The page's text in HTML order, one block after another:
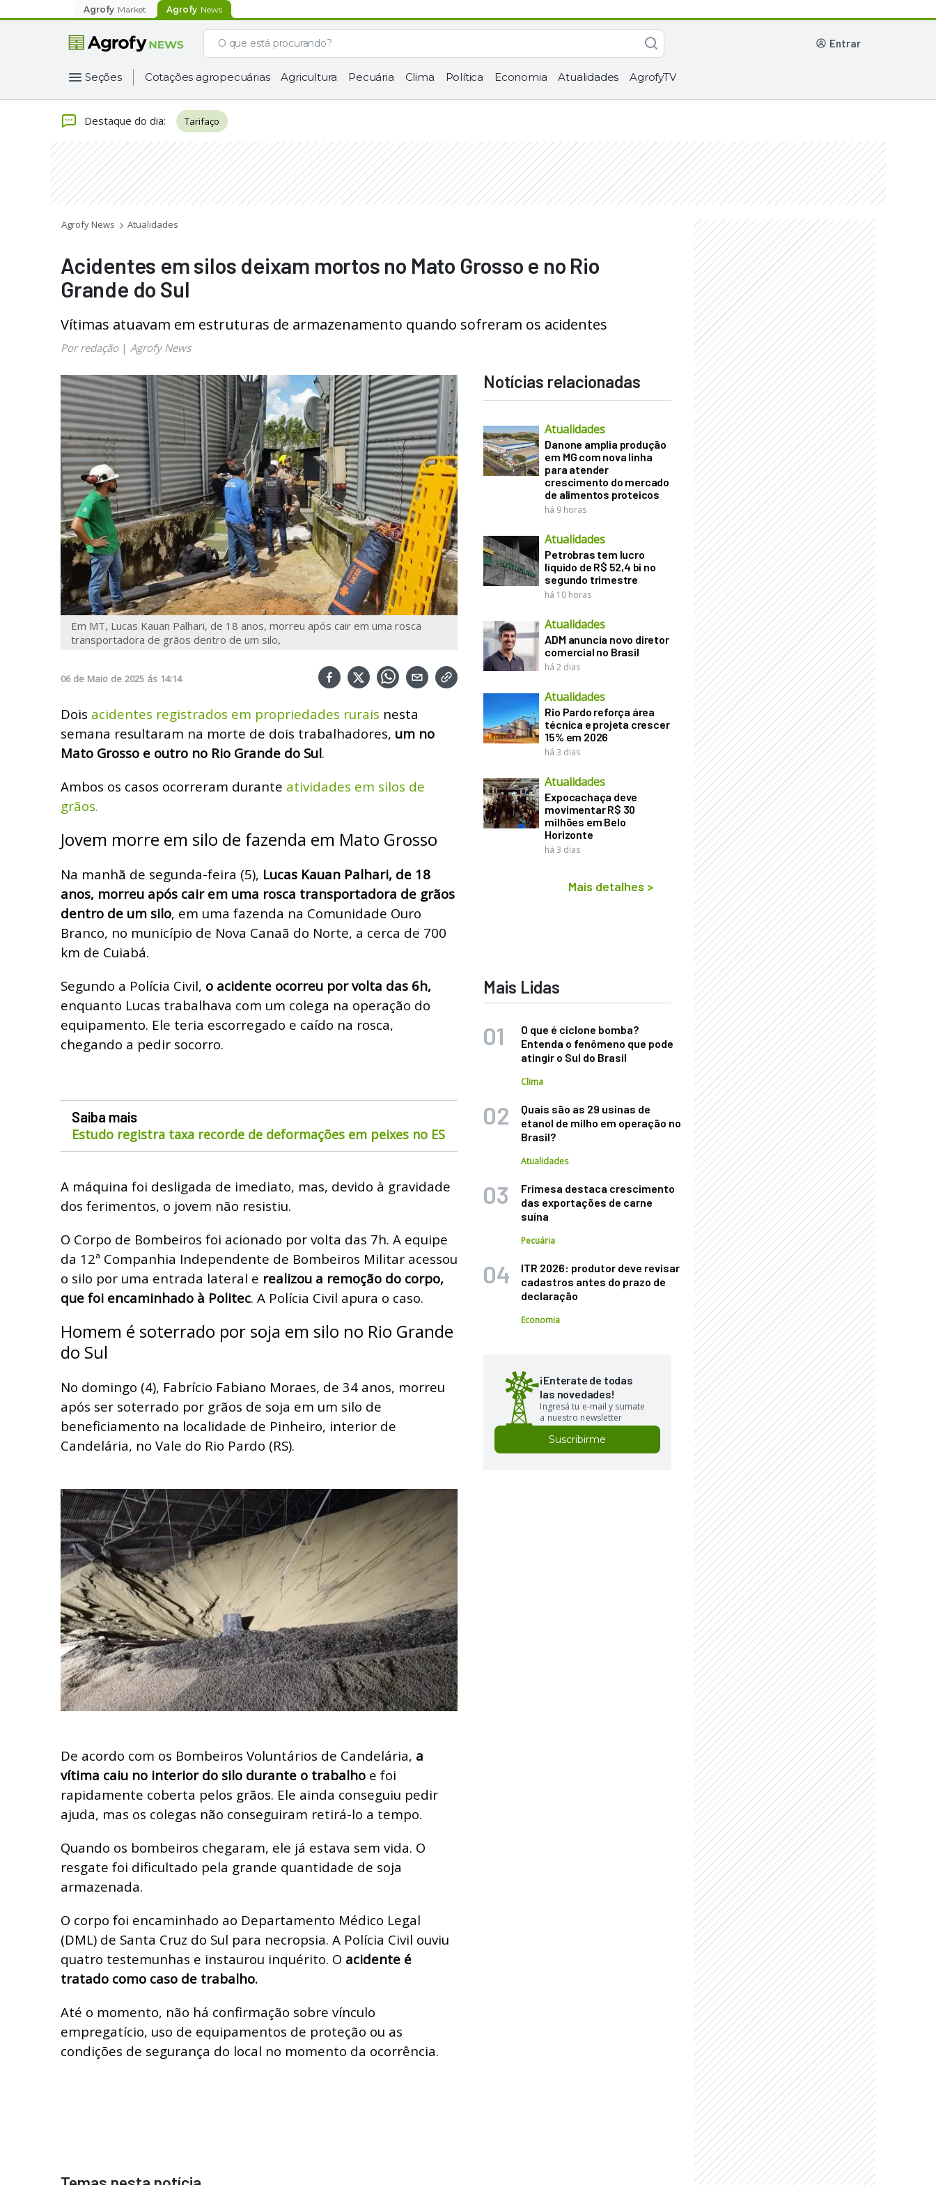
Agrofy Market Agrofy News
entrar
Seções Cotações agropecuárias Agricultura Pecuária Clima Política Economia Atualidades AgrofyTV
Destaque do dia: Tarifaço
Agrofy News Atualidades
Acidentes em silos deixam mortos no Mato Grosso e no Rio
Grande do Sul
Vítimas atuavam em estruturas de armazenamento quando sofreram os acidentes
Por redação| Agrofy News
Em MT, Lucas Kauan Palhari, de 18 anos, morreu após cair em uma rosca
transportadora de grãos dentro de um silo,
06 de Maio de 2025 ás 14:14
Dois acidentes registrados em propriedades rurais nesta
semana resultaram na morte de dois trabalhadores, um no
Mato Grosso e outro no Rio Grande do Sul.
Ambos os casos ocorreram durante atividades em silos de
grãos.
Jovem morre em silo de fazenda em Mato Grosso
Na manhã de segunda-feira (5), Lucas Kauan Palhari, de 18
anos, morreu após cair em uma rosca transportadora de grãos
dentro de um silo, em uma fazenda na Comunidade Ouro
Branco, no município de Nova Canaã do Norte, a cerca de 700
km de Cuiabá.
Segundo a Polícia Civil, o acidente ocorreu por volta das 6h,
enquanto Lucas trabalhava com um colega na operação do
equipamento. Ele teria escorregado e caído na rosca,
chegando a pedir socorro.
Saiba mais
Estudo registra taxa recorde de deformações em peixes no ES
A máquina foi desligada de imediato, mas, devido à gravidade
dos ferimentos, o jovem não resistiu.
O Corpo de Bombeiros foi acionado por volta das 7h. A equipe
da 12ª Companhia Independente de Bombeiros Militar acessou
o silo por uma entrada lateral e realizou a remoção do corpo,
que foi encaminhado à Politec. A Polícia Civil apura o caso.
Homem é soterrado por soja em silo no Rio Grande
do Sul
No domingo (4), Fabrício Fabiano Moraes, de 34 anos, morreu
após ser soterrado por grãos de soja em um silo de
beneficiamento na localidade de Pinheiro, interior de
Candelária, no Vale do Rio Pardo (RS).
De acordo com os Bombeiros Voluntários de Candelária, a
vítima caiu no interior do silo durante o trabalho e foi
rapidamente coberta pelos grãos. Ele ainda conseguiu pedir
ajuda, mas os colegas não conseguiram retirá-lo a tempo.
Quando os bombeiros chegaram, ele já estava sem vida. O
resgate foi dificultado pela grande quantidade de soja
armazenada.
O corpo foi encaminhado ao Departamento Médico Legal
(DML) de Santa Cruz do Sul para necropsia. A Polícia Civil ouviu
quatro testemunhas e instaurou inquérito. O acidente é
tratado como caso de trabalho.
Até o momento, não há confirmação sobre vínculo
empregatício, uso de equipamentos de proteção ou as
condições de segurança do local no momento da ocorrência.
Notícias relacionadas
Atualidades
Danone amplia produção
em MG com nova linha
para atender
crescimento do mercado
de alimentos proteicos
há 9 horas
Atualidades
Petrobras tem lucro
líquido de R$ 52,4 bi no
segundo trimestre
há 10 horas
Atualidades
ADM anuncia novo diretor
comercial no Brasil
há 2 dias
Atualidades
Rio Pardo reforça área
técnica e projeta crescer
15% em 2026
há 3 dias
Atualidades
Expocachaça deve
movimentar R$ 30
milhões em Belo
Horizonte
há 3 dias
Mais detalhes >
Mais Lidas
O que é ciclone bomba?
Entenda o fenômeno que pode
atingir o Sul do Brasil
Clima
Quais são as 29 usinas de
etanol de milho em operação no
Brasil?
Atualidades
Frimesa destaca crescimento
das exportações de carne
suína
Pecuária
ITR 2026: produtor deve revisar
cadastros antes do prazo de
declaração
Economia
¡Enterate de todas
las novedades!
Ingresá tu e-mail y sumate
a nuestro newsletter
Suscribirme